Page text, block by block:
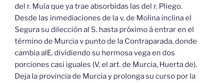
del r. Muía que ya trae absorbidas las del r. Pliego.
Desde las inmediaciones de la v. de Molina inclina el
Segura su dilección al S. hasta próximo á entrar en el
término de Murcia v punto de la Contraparada, donde
cambia alE. dividiendo su hermosa vega en dos
porciones casi iguales (V. el art. de Murcia, Huerta de).
Deja la provincia de Murcia y prolonga su curso por la